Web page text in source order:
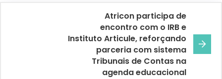
Atricon participa de
encontro com o IRB e
Instituto Articule, reforçando
parceria com sistema
Tribunais de Contas na
agenda educacional